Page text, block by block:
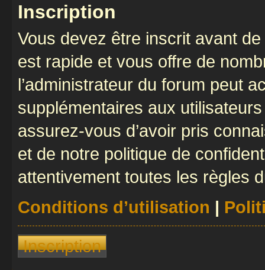
Inscription
Vous devez être inscrit avant
est rapide et vous offre de
l’administrateur du forum peut
supplémentaires aux
assurez-vous d’avoir pris
et de notre politique de
attentivement toutes les règles
Conditions d’utilisation |
Inscription